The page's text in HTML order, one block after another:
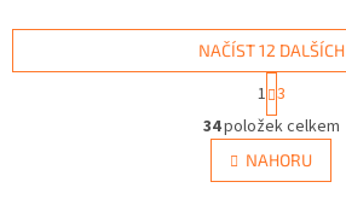
O
v
l
á
NAČÍST 12 DALŠÍCH
S
t
r
á
n
k
1 3
34položek celkem
NAHORU